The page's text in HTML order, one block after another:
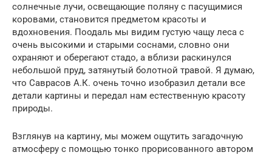
солнечные лучи, освещающие поляну с пасущимися
коровами, становится предметом красоты и
вдохновения. Поодаль мы видим густую чащу леса с
очень высокими и старыми соснами, словно они
охраняют и оберегают стадо, а вблизи раскинулся
небольшой пруд, затянутый болотной травой. Я думаю,
что Саврасов А.К. очень точно изобразил детали все
детали картины и передал нам естественную красоту
природы.
Взглянув на картину, мы можем ощутить загадочную
атмосферу с помощью тонко прорисованного автором